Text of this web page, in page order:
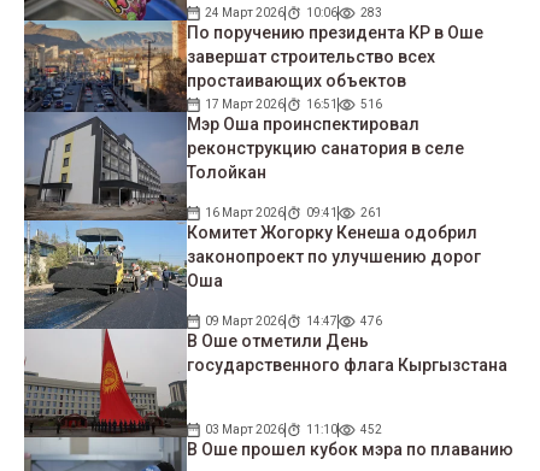
24 Март 2026 10:06 283
По поручению президента КР в Оше
завершат строительство всех
простаивающих объектов
17 Март 2026 16:51 516
Мэр Оша проинспектировал
реконструкцию санатория в селе
Толойкан
16 Март 2026 09:41 261
Комитет Жогорку Кенеша одобрил
законопроект по улучшению дорог
Оша
09 Март 2026 14:47 476
В Оше отметили День
государственного флага Кыргызстана
03 Март 2026 11:10 452
В Оше прошел кубок мэра по плаванию